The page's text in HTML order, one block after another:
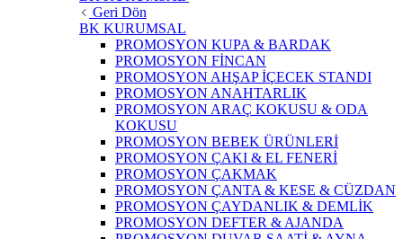
Geri Dön
BK KURUMSAL
PROMOSYON KUPA & BARDAK
PROMOSYON FİNCAN
PROMOSYON AHŞAP İÇECEK STANDI
PROMOSYON ANAHTARLIK
PROMOSYON ARAÇ KOKUSU & ODA
KOKUSU
PROMOSYON BEBEK ÜRÜNLERİ
PROMOSYON ÇAKI & EL FENERİ
PROMOSYON ÇAKMAK
PROMOSYON ÇANTA & KESE & CÜZDAN
PROMOSYON ÇAYDANLIK & DEMLİK
PROMOSYON DEFTER & AJANDA